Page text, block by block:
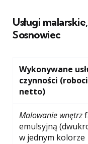
Usługi
Sosnowiec
Wykonywane
czynności
netto)
Malowanie wnętrz
emulsyjną
w jednym kolorze